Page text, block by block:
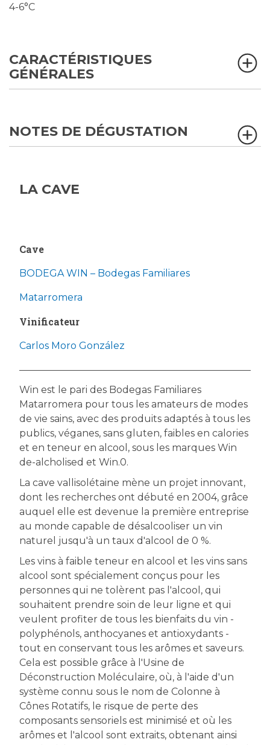
4-6°C
CARACTÉRISTIQUES
GÉNÉRALES
NOTES DE DÉGUSTATION
LA CAVE
Cave
BODEGA WIN – Bodegas Familiares
Matarromera
Vinificateur
Carlos Moro González
Win est le pari des Bodegas Familiares
Matarromera pour tous les amateurs de modes
de vie sains, avec des produits adaptés à tous les
publics, véganes, sans gluten, faibles en calories
et en teneur en alcool, sous les marques Win
de-alcholised et Win.0.
La cave vallisolétaine mène un projet innovant,
dont les recherches ont débuté en 2004, grâce
auquel elle est devenue la première entreprise
au monde capable de désalcooliser un vin
naturel jusqu'à un taux d'alcool de 0 %.
Les vins à faible teneur en alcool et les vins sans
alcool sont spécialement conçus pour les
personnes qui ne tolèrent pas l'alcool, qui
souhaitent prendre soin de leur ligne et qui
veulent profiter de tous les bienfaits du vin -
polyphénols, anthocyanes et antioxydants -
tout en conservant tous les arômes et saveurs.
Cela est possible grâce à l'Usine de
Déconstruction Moléculaire, où, à l'aide d'un
système connu sous le nom de Colonne à
Cônes Rotatifs, le risque de perte des
composants sensoriels est minimisé et où les
arômes et l'alcool sont extraits, obtenant ainsi